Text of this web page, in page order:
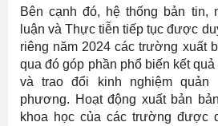
Bên cạnh đó, hệ thống bản tin,
luận và Thực tiễn tiếp tục được
riêng năm 2024 các trường xuất
qua đó góp phần phổ biến kết
và trao đổi kinh nghiệm
phương. Hoạt động xuất bản
khoa học của các trường được